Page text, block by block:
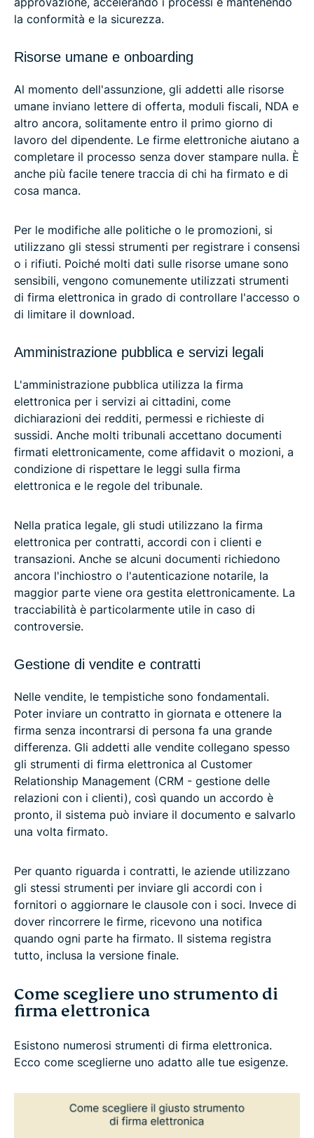
la conformità e la sicurezza.
Risorse umane e onboarding
Al momento dell'assunzione, gli addetti alle risorse
umane inviano lettere di offerta, moduli fiscali, NDA e
altro ancora, solitamente entro il primo giorno di
lavoro del dipendente. Le firme elettroniche aiutano a
completare il processo senza dover stampare nulla. È
anche più facile tenere traccia di chi ha firmato e di
cosa manca.
Per le modifiche alle politiche o le promozioni, si
utilizzano gli stessi strumenti per registrare i consensi
o i rifiuti. Poiché molti dati sulle risorse umane sono
sensibili, vengono comunemente utilizzati strumenti
di firma elettronica in grado di controllare l'accesso o
di limitare il download.
Amministrazione pubblica e servizi legali
L'amministrazione pubblica utilizza la firma
elettronica per i servizi ai cittadini, come
dichiarazioni dei redditi, permessi e richieste di
sussidi. Anche molti tribunali accettano documenti
firmati elettronicamente, come affidavit o mozioni, a
condizione di rispettare le leggi sulla firma
elettronica e le regole del tribunale.
Nella pratica legale, gli studi utilizzano la firma
elettronica per contratti, accordi con i clienti e
transazioni. Anche se alcuni documenti richiedono
ancora l'inchiostro o l'autenticazione notarile, la
maggior parte viene ora gestita elettronicamente. La
tracciabilità è particolarmente utile in caso di
controversie.
Gestione di vendite e contratti
Nelle vendite, le tempistiche sono fondamentali.
Poter inviare un contratto in giornata e ottenere la
firma senza incontrarsi di persona fa una grande
differenza. Gli addetti alle vendite collegano spesso
gli strumenti di firma elettronica al Customer
Relationship Management (CRM - gestione delle
relazioni con i clienti), così quando un accordo è
pronto, il sistema può inviare il documento e salvarlo
una volta firmato.
Per quanto riguarda i contratti, le aziende utilizzano
gli stessi strumenti per inviare gli accordi con i
fornitori o aggiornare le clausole con i soci. Invece di
dover rincorrere le firme, ricevono una notifica
quando ogni parte ha firmato. Il sistema registra
tutto, inclusa la versione finale.
Come scegliere uno strumento di
firma elettronica
Esistono numerosi strumenti di firma elettronica.
Ecco come sceglierne uno adatto alle tue esigenze.